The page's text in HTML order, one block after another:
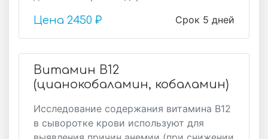
Срок 5 дней
Цена 2450 ₽
Витамин B12
(цианокобаламин, кобаламин)
Исследование содержания витамина B12
в сыворотке крови используют для